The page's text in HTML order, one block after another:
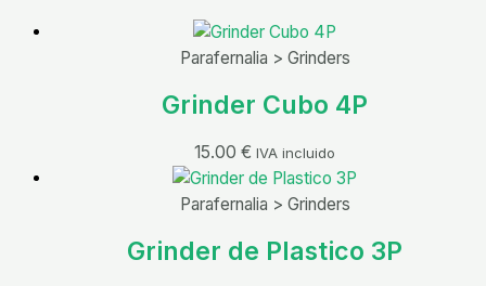
Parafernalia > Grinders
Grinder Cubo 4P
15.00 € IVA incluido
Parafernalia > Grinders
Grinder de Plastico 3P